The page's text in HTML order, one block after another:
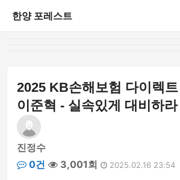
한양 포레스트
2025 KB손해보험 다이렉
이준혁 - 실속있게 대비하라
진정수
0건
3,001회 2025.02.16 23:54